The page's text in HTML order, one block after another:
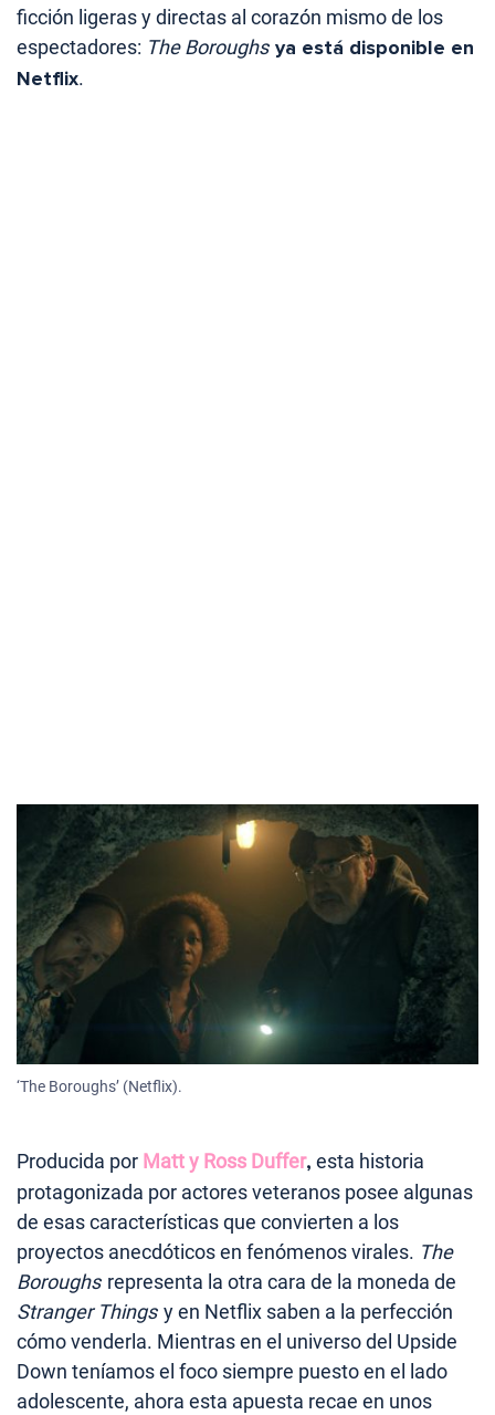
ficción ligeras y directas al corazón mismo de los
espectadores: The Boroughs ya está disponible en
Netflix.
‘The Boroughs’ (Netflix).
Producida por Matt y Ross Duffer, esta historia
protagonizada por actores veteranos posee algunas
de esas características que convierten a los
proyectos anecdóticos en fenómenos virales. The
Boroughs representa la otra cara de la moneda de
Stranger Things y en Netflix saben a la perfección
cómo venderla. Mientras en el universo del Upside
Down teníamos el foco siempre puesto en el lado
adolescente, ahora esta apuesta recae en unos